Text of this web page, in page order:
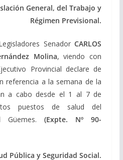
General, del Trabajo y
Régimen Previsional.
SenadorCARLOS
Molina, viendo con
Provincial declare de
referencia a la semana de la
a cabo desde el 1 al 7 de
puestos de salud del
Güemes. (Expte. Nº 90-
Pública y Seguridad Social.